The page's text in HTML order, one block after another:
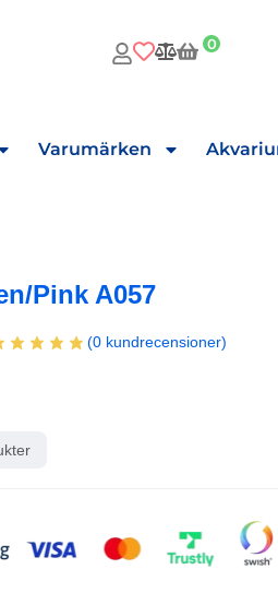
0
Varumärken
pink A057
(0 kundrecensioner)